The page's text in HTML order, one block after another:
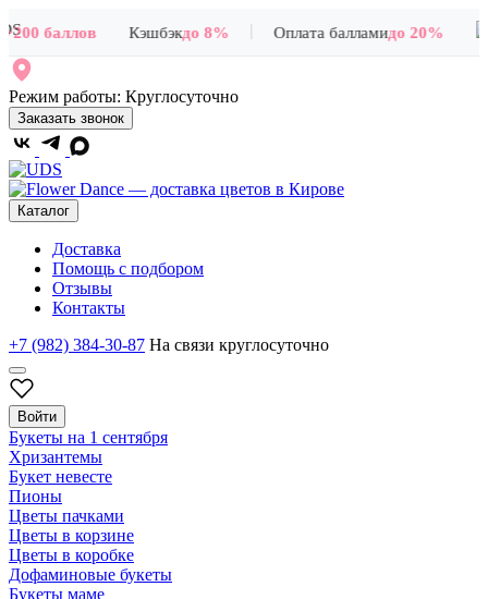
баллов Кэшбэкдо 8% Оплата балламидо 20%
Режим работы: Круглосуточно
Заказать звонок
Каталог
Доставка
Помощь с подбором
Отзывы
Контакты
+7 (982) 384-30-87 На связи круглосуточно
Войти
Букеты на 1 сентября
Хризантемы
Букет невесте
Пионы
Цветы пачками
Цветы в корзине
Цветы в коробке
Дофаминовые букеты
Букеты маме